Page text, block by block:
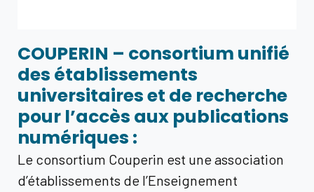
COUPERIN – consortium unifié
des établissements
universitaires et de recherche
pour l’accès aux publications
numériques :
Le consortium Couperin est une association
d’établissements de l’Enseignement